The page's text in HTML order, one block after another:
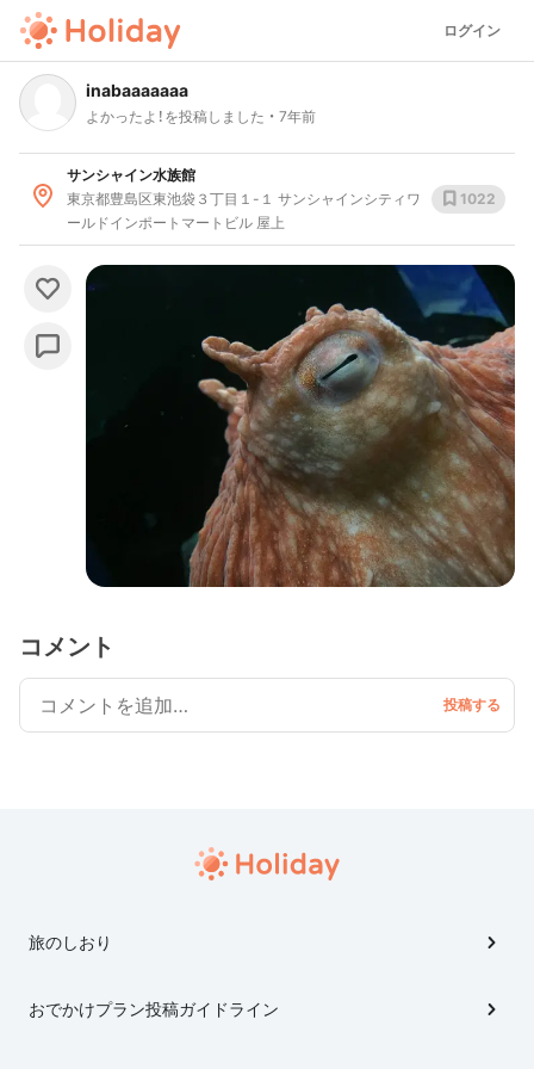
ログイン
inabaaaaaaa
よかったよ！を投稿しました 7年前
サンシャイン水族館
東京都豊島区東池袋３丁目１-１ サンシャインシティワ
ールドインポートマートビル 屋上
1022
コメント
旅のしおり
おでかけプラン投稿ガイドライン